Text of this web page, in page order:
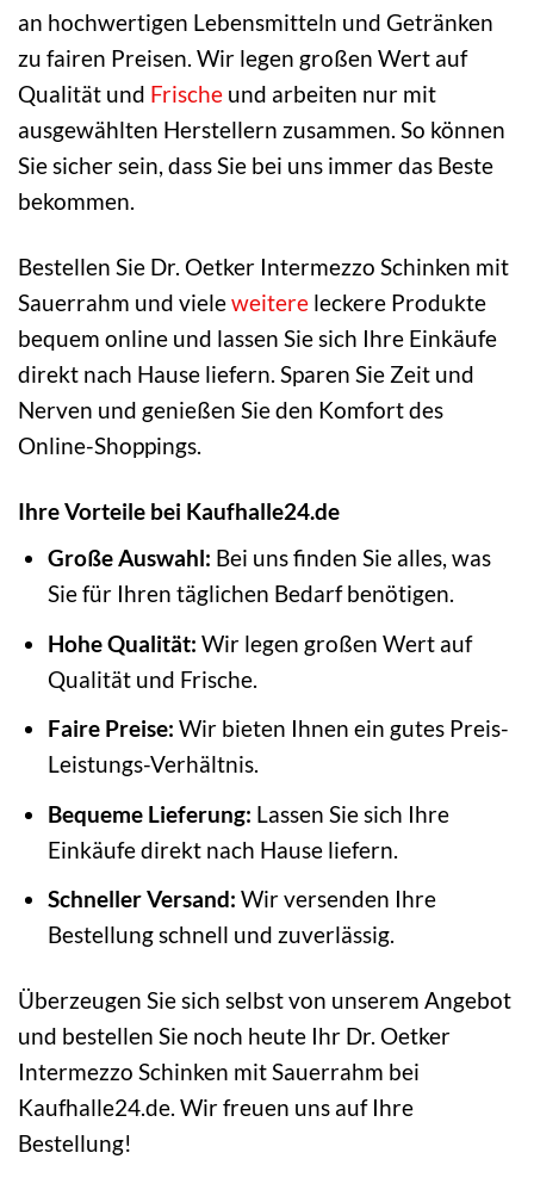
an hochwertigen Lebensmitteln und Getränken
zu fairen Preisen. Wir legen großen Wert auf
Qualität und Frische und arbeiten nur mit
ausgewählten Herstellern zusammen. So können
Sie sicher sein, dass Sie bei uns immer das Beste
bekommen.
Bestellen Sie Dr. Oetker Intermezzo Schinken mit
Sauerrahm und vieleweitere leckere Produkte
bequem online und lassen Sie sich Ihre Einkäufe
direkt nach Hause liefern. Sparen Sie Zeit und
Nerven und genießen Sie den Komfort des
Online-Shoppings.
Ihre Vorteile bei Kaufhalle24.de
Große Auswahl: Bei uns finden Sie alles, was
Sie für Ihren täglichen Bedarf benötigen.
Hohe Qualität: Wir legen großen Wert auf
Qualität und Frische.
Faire Preise: Wir bieten Ihnen ein gutes Preis-
Leistungs-Verhältnis.
Bequeme Lieferung: Lassen Sie sich Ihre
Einkäufe direkt nach Hause liefern.
Schneller Versand: Wir versenden Ihre
Bestellung schnell und zuverlässig.
Überzeugen Sie sich selbst von unserem Angebot
und bestellen Sie noch heute Ihr Dr. Oetker
Intermezzo Schinken mit Sauerrahm bei
Kaufhalle24.de. Wir freuen uns auf Ihre
Bestellung!